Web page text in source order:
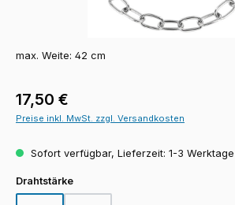
max. Weite: 42 cm
Regulärer Preis:
17,50 €
Preise inkl. MwSt. zzgl. Versandkosten
Sofort verfügbar, Lieferzeit: 1-3 Werktage
Drahtstärkeauswählen